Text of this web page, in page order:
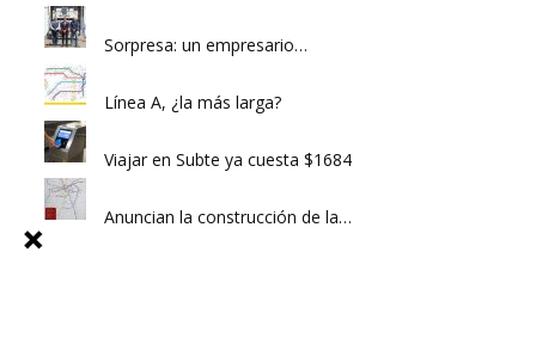
Sorpresa: un empresario…
Línea A, ¿la más larga?
Viajar en Subte ya cuesta $1684
Anuncian la construcción de la…